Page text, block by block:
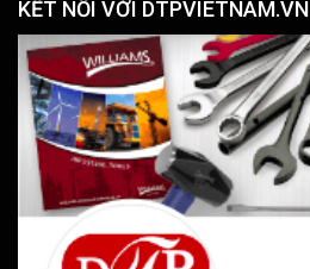
KẾT NỐI VỚI DTPVIETNAM.VN